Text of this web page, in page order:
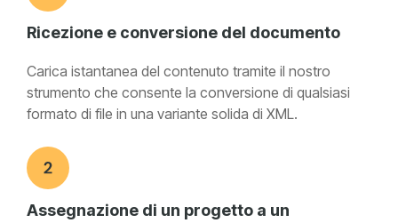
Ricezione e conversione del documento
Carica istantanea del contenuto tramite il nostro
strumento che consente la conversione di qualsiasi
formato di file in una variante solida di XML.
Assegnazione di un progetto a un